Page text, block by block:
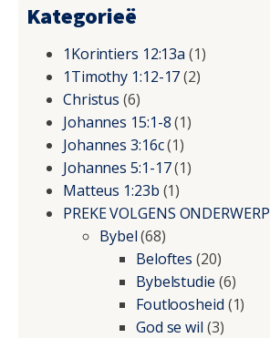
Kategorieë
1Korintiers 12:13a (1)
1Timothy 1:12-17(2)
Christus (6)
Johannes 15:1-8(1)
Johannes 3:16c(1)
Johannes 5:1-17(1)
Matteus 1:23b (1)
PREKE VOLGENS ONDERWERP
Bybel(68)
Beloftes (20)
Bybelstudie (6)
Foutloosheid (1)
God se wil (3)